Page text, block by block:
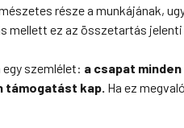
része a munkájának,
mellett ez az összetartás
szemlélet: a csapat
támogatást kap. Ha ez